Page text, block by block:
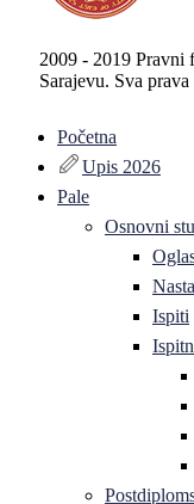
2009 - 2019 Pravni
Sarajevu. Sva
Početna
Upis 2026
Pale
Osnovni
Ispiti